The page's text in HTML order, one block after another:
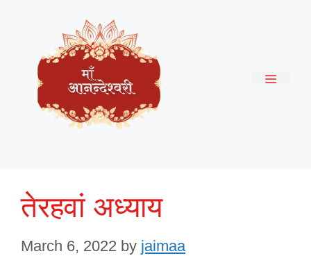
content
तेरहवां अध्याय
March 6, 2022 by jaimaa